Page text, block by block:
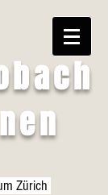
Zürich